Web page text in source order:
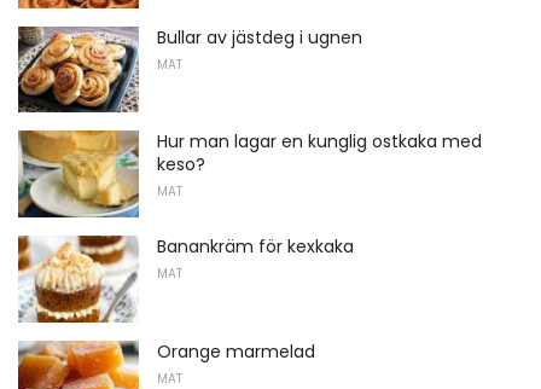
Bullar av jästdeg i ugnen
MAT
Hur man lagar en kunglig ostkaka med
keso?
MAT
Banankräm för kexkaka
MAT
Orange marmelad
MAT